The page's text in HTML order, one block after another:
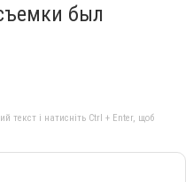
был
текст і натисніть Ctrl + Enter, щоб